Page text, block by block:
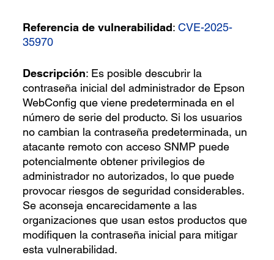
Referencia de vulnerabilidad:CVE-2025-
35970
Descripción: Es posible descubrir la
contraseña inicial del administrador de Epson
WebConfig que viene predeterminada en el
número de serie del producto. Si los usuarios
no cambian la contraseña predeterminada, un
atacante remoto con acceso SNMP puede
potencialmente obtener privilegios de
administrador no autorizados, lo que puede
provocar riesgos de seguridad considerables.
Se aconseja encarecidamente a las
organizaciones que usan estos productos que
modifiquen la contraseña inicial para mitigar
esta vulnerabilidad.